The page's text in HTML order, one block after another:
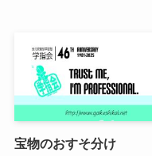
宝物のおすそ分け